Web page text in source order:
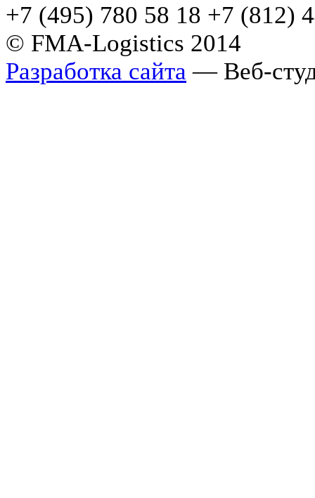
+7 (495) 780 58 18 +7 (812)
© FMA-Logistics 2014
Разработка сайта — Веб-